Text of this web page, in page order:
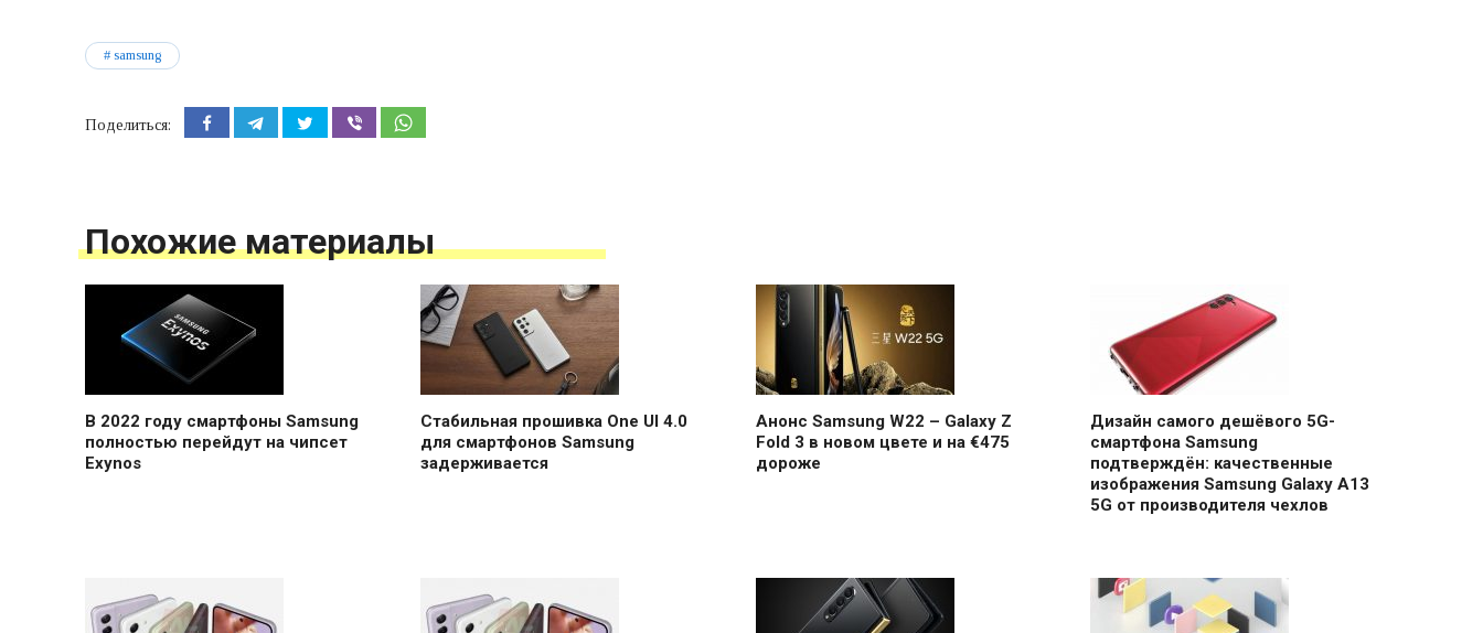
samsung
Поделиться:
Похожие материалы
В 2022 году смартфоны Samsung
полностью перейдут на чипсет
Exynos
Стабильная прошивка One UI 4.0
для смартфонов Samsung
задерживается
Анонс Samsung W22 – Galaxy Z
Fold 3 в новом цвете и на €475
дороже
Дизайн самого дешёвого 5G-
смартфона Samsung
подтверждён: качественные
изображения Samsung Galaxy A13
5G от производителя чехлов